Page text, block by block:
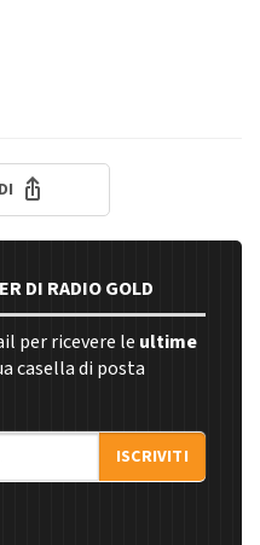
DI RADIO GOLD
per ricevere le ultime
casella di posta
ISCRIVITI